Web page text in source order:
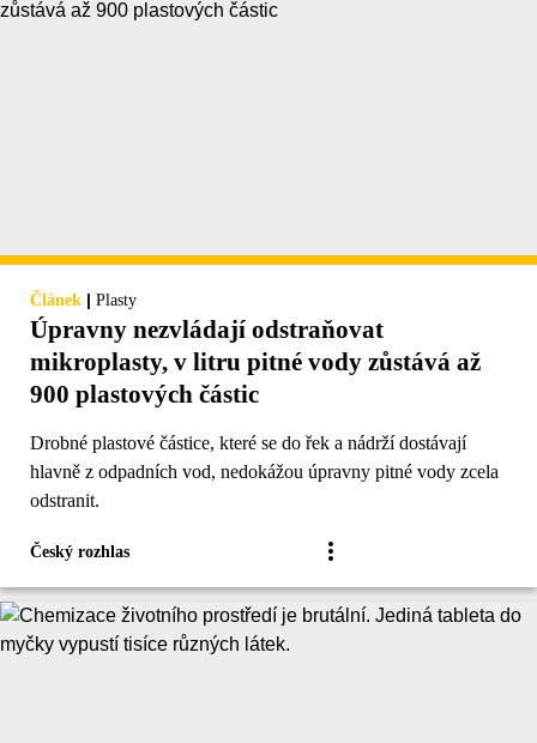
Článek | Plasty
Úpravny nezvládají odstraňovat
mikroplasty, v litru pitné vody zůstává až
900 plastových částic
Drobné plastové částice, které se do řek a nádrží dostávají
hlavně z odpadních vod, nedokážou úpravny pitné vody zcela
odstranit.
Český rozhlas